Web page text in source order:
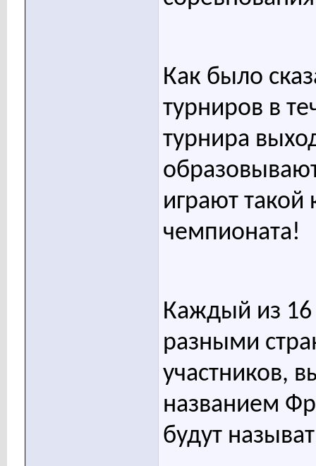
Как было
турниров в
турнира
играют
чемпионата!
Каждый из 16
разными
участников,
названием
будут